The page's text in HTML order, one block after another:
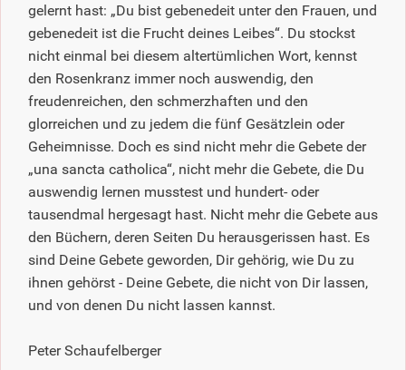
gelernt hast: „Du bist gebenedeit unter den Frauen, und
gebenedeit ist die Frucht deines Leibes“. Du stockst
nicht einmal bei diesem altertümlichen Wort, kennst
den Rosenkranz immer noch auswendig, den
freudenreichen, den schmerzhaften und den
glorreichen und zu jedem die fünf Gesätzlein oder
Geheimnisse. Doch es sind nicht mehr die Gebete der
„una sancta catholica“, nicht mehr die Gebete, die Du
auswendig lernen musstest und hundert- oder
tausendmal hergesagt hast. Nicht mehr die Gebete aus
den Büchern, deren Seiten Du herausgerissen hast. Es
sind Deine Gebete geworden, Dir gehörig, wie Du zu
ihnen gehörst - Deine Gebete, die nicht von Dir lassen,
und von denen Du nicht lassen kannst.
Peter Schaufelberger